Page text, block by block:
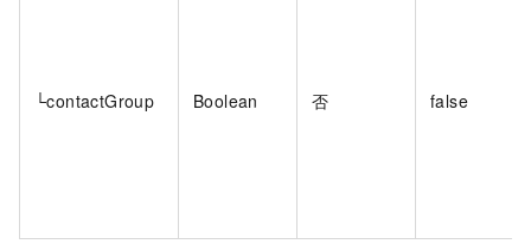
└contactGroup Boolean 否 false